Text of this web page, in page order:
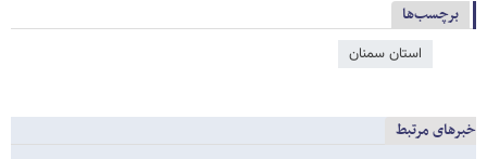
برچسب‌ها
استان سمنان
خبرهای مرتبط